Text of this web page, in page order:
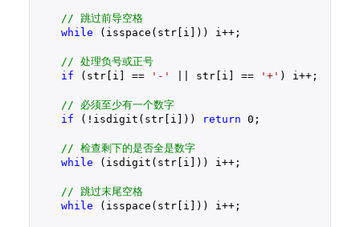
// 跳过前导空格
while (isspace(str[i])) i++;
// 处理负号或正号
if (str[i] == '-' || str[i] == '+' ) i++;
// 必须至少有一个数字
if (!isdigit(str[i])) return 0 ;
// 检查剩下的是否全是数字
while (isdigit(str[i])) i++;
// 跳过末尾空格
while (isspace(str[i])) i++;